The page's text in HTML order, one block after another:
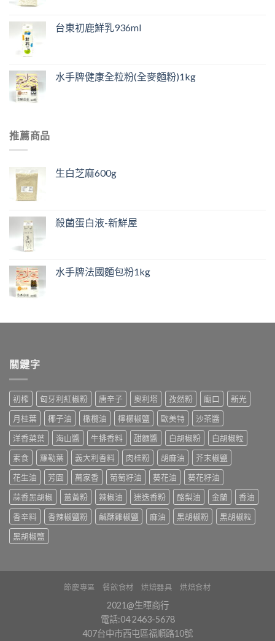
台東初鹿鮮乳936ml
水手牌健康全粒粉(全麥麵粉)1kg
推薦商品
生白芝麻600g
殺菌蛋白液-新鮮屋
水手牌法國麵包粉1kg
關鍵字
初榨 匈牙利紅椒粉 唐辛子 奧利塔 孜然粉 廟口
新光
月桂葉
椰子油 橄欖油 檸檬椒鹽 歐美特
沙茶醬
洋香菜葉
海山醬 牛排香料 甜麵醬 白胡椒粉
白胡椒粒
素食
羅勒葉 義大利香料 肉桂粉 胡麻油
芥末椒鹽
花生油
芳園 萬家香 葡萄籽油 葵花油
葵花籽油
蒜香黑胡椒
薑黃粉 辣椒油 迷迭香粉 酪梨油 金蘭
香油
香辛料
香辣椒鹽粉 鹹酥雞椒鹽 麻油 黑胡椒粉
黑胡椒粒
黑胡椒鹽
節慶專區 餐飲食材 烘焙器具 烘焙食材
2021@生暉商行
電話:04 2463-5678
407台中市西屯區福順路10號